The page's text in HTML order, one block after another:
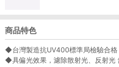
商品特色
◆台灣製造抗UV400標準局檢驗合格
◆具偏光效果，濾除散射光、反射光